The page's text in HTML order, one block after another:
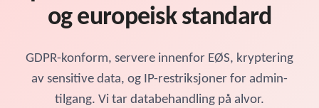
og europeisk standard
GDPR-konform, servere innenfor EØS, kryptering
av sensitive data, og IP-restriksjoner for admin-
tilgang. Vi tar databehandling på alvor.